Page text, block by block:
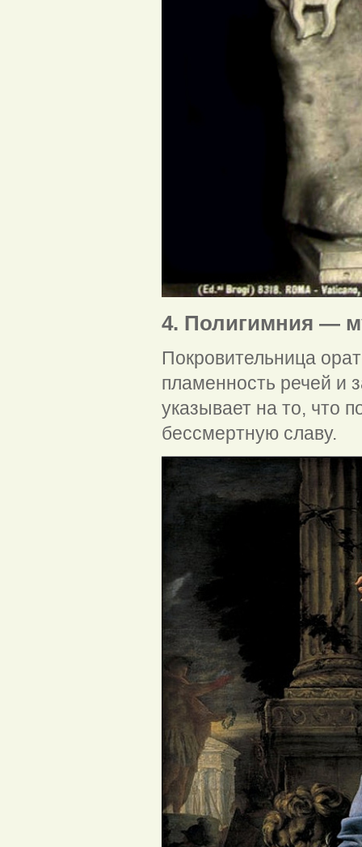
4. Полигимния —
Покровительница
пламенность речей и
указывает на то, что
бессмертную славу.